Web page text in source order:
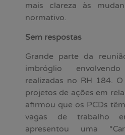
mais clareza às
normativo.
Sem respostas
Grande parte da
imbróglio
realizadas no RH 184.
projetos de ações em
afirmou que os PCDs
vagas de trabalho
apresentou uma